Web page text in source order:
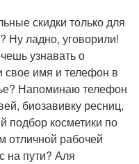
скидки только для
Ну ладно, уговорили!
узнавать о
свое имя и телефон в
Напоминаю телефон
биозавивку ресниц,
подбор косметики по
отличной рабочей
на пути? Аля